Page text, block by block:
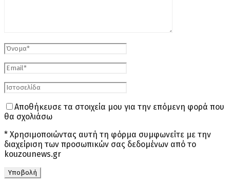
Αποθήκευσε τα στοιχεία μου για την επόμενη φορά που
θα σχολιάσω
* Χρησιμοποιώντας αυτή τη φόρμα συμφωνείτε με την
διαχείριση των προσωπικών σας δεδομένων από το
kouzounews.gr